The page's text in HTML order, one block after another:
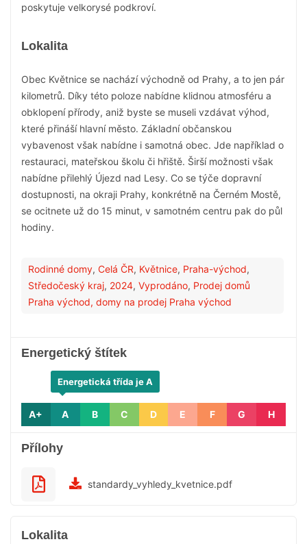
poskytuje velkorysé podkroví.
Lokalita
Obec Květnice se nachází východně od Prahy, a to jen pár
kilometrů. Díky této poloze nabídne klidnou atmosféru a
obklopení přírody, aniž byste se museli vzdávat výhod,
které přináší hlavní město. Základní občanskou
vybavenost však nabídne i samotná obec. Jde například o
restauraci, mateřskou školu či hřiště. Širší možnosti však
nabídne přilehlý Újezd nad Lesy. Co se týče dopravní
dostupnosti, na okraji Prahy, konkrétně na Černém Mostě,
se ocitnete už do 15 minut, v samotném centru pak do půl
hodiny.
Rodinné domy, Celá ČR, Květnice, Praha-východ,
Středočeský kraj, 2024, Vyprodáno, Prodej domů
Praha východ, domy na prodej Praha východ
Energetický štítek
A+ A
Energetická třída je A
B C D E F G H
Přílohy
standardy_vyhledy_kvetnice.pdf
Lokalita